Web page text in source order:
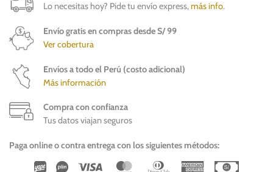
Lo necesitas hoy? Pide tu envío express,más info.
Envío gratis en compras desde S/ 99
Ver cobertura
Envíos a todo el Perú (costo adicional)
Más información
Compra con confianza
Tus datos viajan seguros
Paga online o contra entrega con los siguientes métodos:
Wirecard
Vipps Visa MasterCardDinners
American